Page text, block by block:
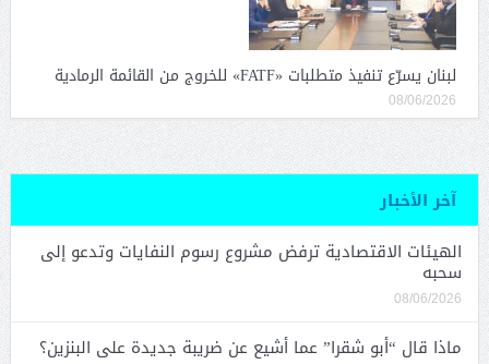
لبنان يسرّع تنفيذ متطلبات «FATF» للخروج من القائمة الرمادية
08/06/2026
آخر الأخبار
الهيئات الاقتصادية ترفض مشروع رسوم النفايات وتدعو إلى
سحبه
08/06/2026
ماذا قال “أبو شقرا” عما أشيع عن ضريبة جديدة على البنزين؟